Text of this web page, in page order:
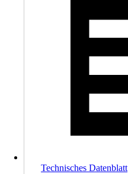
Technisches Datenblatt